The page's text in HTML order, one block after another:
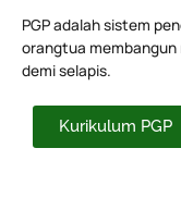
PGP adalah sistem
orangtua membangun
demi selapis.
Kurikulum PGP